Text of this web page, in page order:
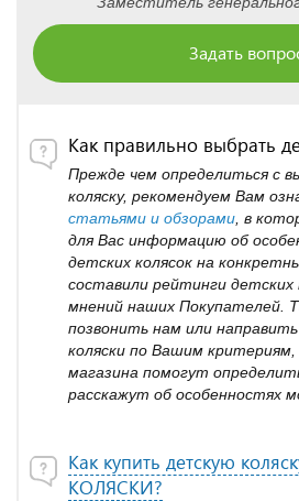
Задать
Как правильно выбрать
Прежде чем определиться с
коляску, рекомендуем Вам
статьями и обзорами , в
для Вас информацию об
детских колясок на
составили рейтинги детских
мнений наших Покупателей.
позвонить нам или
коляски по Вашим
магазина помогут
расскажут об особенностях
Как купить детскую
КОЛЯСКИ?